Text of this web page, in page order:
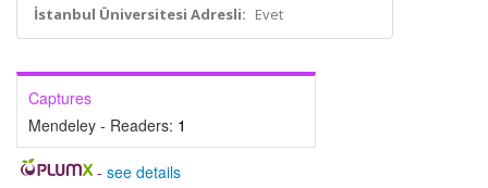
İstanbul Üniversitesi Adresli: Evet
Captures
Mendeley - Readers: 1
- see details